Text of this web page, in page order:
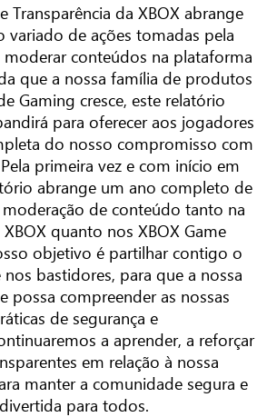
Transparência da XBOX abrange
variado de ações tomadas pela
conteúdos na plataforma
que a nossa família de produtos
Gaming cresce, este relatório
para oferecer aos jogadores
do nosso compromisso com
primeira vez e com início em
abrange um ano completo de
de conteúdo tanto na
quanto nos XBOX Game
objetivo é partilhar contigo o
bastidores, para que a nossa
possa compreender as nossas
de segurança e
a aprender, a reforçar
em relação à nossa
manter a comunidade segura e
divertida para todos.